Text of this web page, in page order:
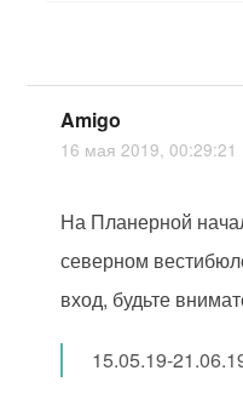
Amigo
16 мая 2019, 00:29:21
На Планерной
северном
вход, будьте
15.05.19-